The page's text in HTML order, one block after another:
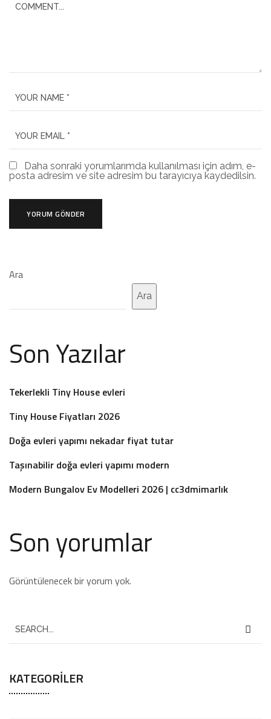
Daha sonraki yorumlarımda kullanılması için adım, e-
posta adresim ve site adresim bu tarayıcıya kaydedilsin.
Ara
Ara
Son Yazılar
Tekerlekli Tiny House evleri
Tiny House Fiyatları 2026
Doğa evleri yapımı nekadar fiyat tutar
Taşınabilir doğa evleri yapımı modern
Modern Bungalov Ev Modelleri 2026 | cc3dmimarlık
Son yorumlar
Görüntülenecek bir yorum yok.
KATEGORILER